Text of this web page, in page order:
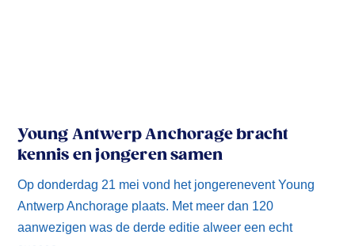
Young Antwerp Anchorage bracht
kennis en jongeren samen
Op donderdag 21 mei vond het jongerenevent Young
Antwerp Anchorage plaats. Met meer dan 120
aanwezigen was de derde editie alweer een echt